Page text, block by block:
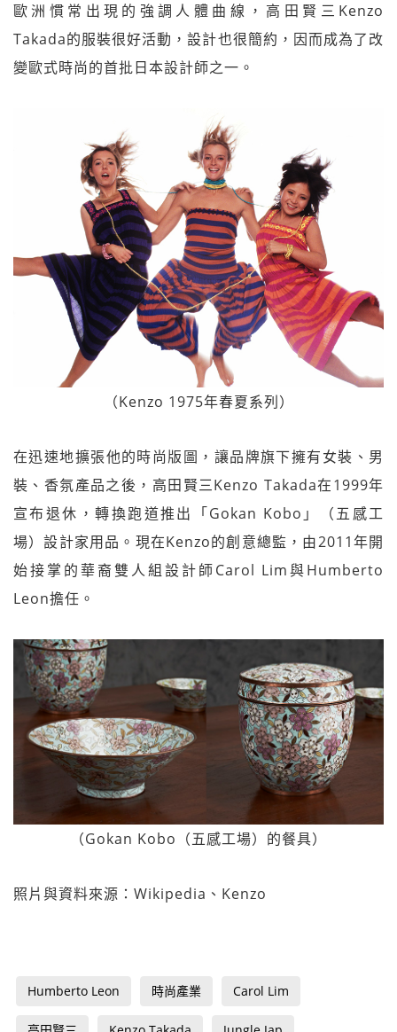
歐洲慣常出現的強調人體曲線，高田賢三Kenzo
Takada的服裝很好活動，設計也很簡約，因而成為了改
變歐式時尚的首批日本設計師之一。
（Kenzo 1975年春夏系列）
在迅速地擴張他的時尚版圖，讓品牌旗下擁有女裝、男
裝、香氛產品之後，高田賢三Kenzo Takada在1999年
宣布退休，轉換跑道推出「Gokan Kobo」（五感工
場）設計家用品。現在Kenzo的創意總監，由2011年開
始接掌的華裔雙人組設計師Carol Lim與Humberto
Leon擔任。
（Gokan Kobo（五感工場）的餐具）
照片與資料來源：Wikipedia、Kenzo
Humberto Leon 時尚產業 Carol Lim